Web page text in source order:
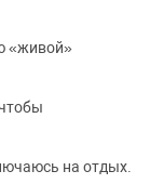
«живой»
на отдых.